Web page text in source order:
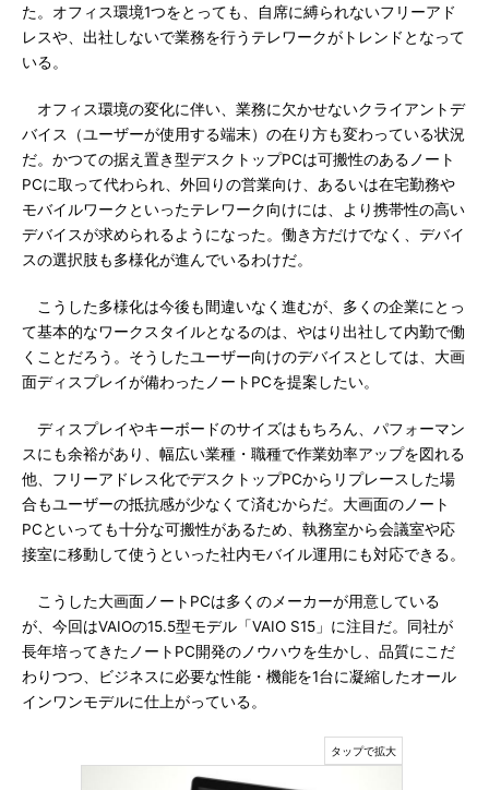
た。オフィス環境1つをとっても、自席に縛られないフリーアド
レスや、出社しないで業務を行うテレワークがトレンドとなって
いる。
オフィス環境の変化に伴い、業務に欠かせないクライアントデ
バイス（ユーザーが使用する端末）の在り方も変わっている状況
だ。かつての据え置き型デスクトップPCは可搬性のあるノート
PCに取って代わられ、外回りの営業向け、あるいは在宅勤務や
モバイルワークといったテレワーク向けには、より携帯性の高い
デバイスが求められるようになった。働き方だけでなく、デバイ
スの選択肢も多様化が進んでいるわけだ。
こうした多様化は今後も間違いなく進むが、多くの企業にとっ
て基本的なワークスタイルとなるのは、やはり出社して内勤で働
くことだろう。そうしたユーザー向けのデバイスとしては、大画
面ディスプレイが備わったノートPCを提案したい。
ディスプレイやキーボードのサイズはもちろん、パフォーマン
スにも余裕があり、幅広い業種・職種で作業効率アップを図れる
他、フリーアドレス化でデスクトップPCからリプレースした場
合もユーザーの抵抗感が少なくて済むからだ。大画面のノート
PCといっても十分な可搬性があるため、執務室から会議室や応
接室に移動して使うといった社内モバイル運用にも対応できる。
こうした大画面ノートPCは多くのメーカーが用意している
が、今回はVAIOの15.5型モデル「VAIO S15」に注目だ。同社が
長年培ってきたノートPC開発のノウハウを生かし、品質にこだ
わりつつ、ビジネスに必要な性能・機能を1台に凝縮したオール
インワンモデルに仕上がっている。